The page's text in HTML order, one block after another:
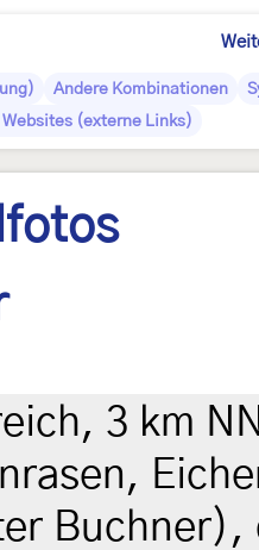
Andere Kombinationen
(externe Links)
3 km
Buchner),